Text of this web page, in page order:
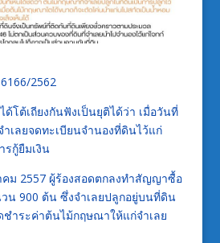
2562
ด้โต้เถียงกันฟังเป็นยุติได้ว่า เมื่อวันที่
เลยจดทะเบียนจำนองที่ดินไว้แก่
รกู้ยืมเงิน
ม 2557 ผู้ร้องสอดตกลงทำสัญญาซื้อ
น 900 ต้น ซึ่งจำเลยปลูกอยู่บนที่ดิน
ชำระค่าต้นไม้กฤษณาให้แก่จำเลย